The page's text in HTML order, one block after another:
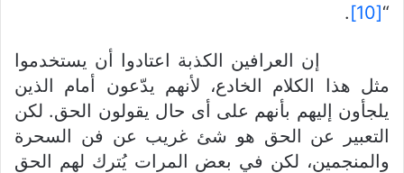
“
[10]
.
إن العرافين الكذبة اعتادوا أن يستخدموا
مثل هذا الكلام الخادع، لأنهم يدّعون أمام الذين
يلجأون إليهم بأنهم على أى حال يقولون الحق. لكن
التعبير عن الحق هو شئ غريب عن فن السحرة
والمنجمين، لكن في بعض المرات يُترك لهم الحق